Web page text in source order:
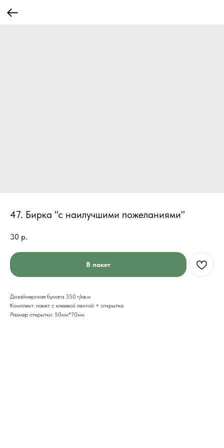
47. Бирка "с наилучшими пожеланиями"
30 р.
В пакет
Дизайнерская бумага 350 г/кв.м
Комплект: пакет с клеевой лентой + открытка
Размер открытки: 50мм*70мм